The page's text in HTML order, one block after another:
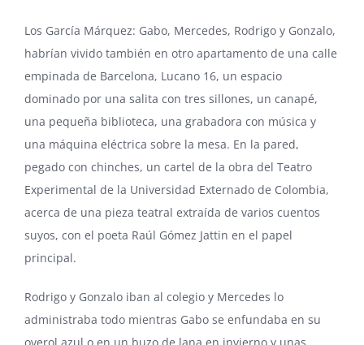
Los García Márquez: Gabo, Mercedes, Rodrigo y Gonzalo,
habrían vivido también en otro apartamento de una calle
empinada de Barcelona, Lucano 16, un espacio
dominado por una salita con tres sillones, un canapé,
una pequeña biblioteca, una grabadora con música y
una máquina eléctrica sobre la mesa. En la pared,
pegado con chinches, un cartel de la obra del Teatro
Experimental de la Universidad Externado de Colombia,
acerca de una pieza teatral extraída de varios cuentos
suyos, con el poeta Raúl Gómez Jattin en el papel
principal.
Rodrigo y Gonzalo iban al colegio y Mercedes lo
administraba todo mientras Gabo se enfundaba en su
overol azul o en un buzo de lana en invierno y unas